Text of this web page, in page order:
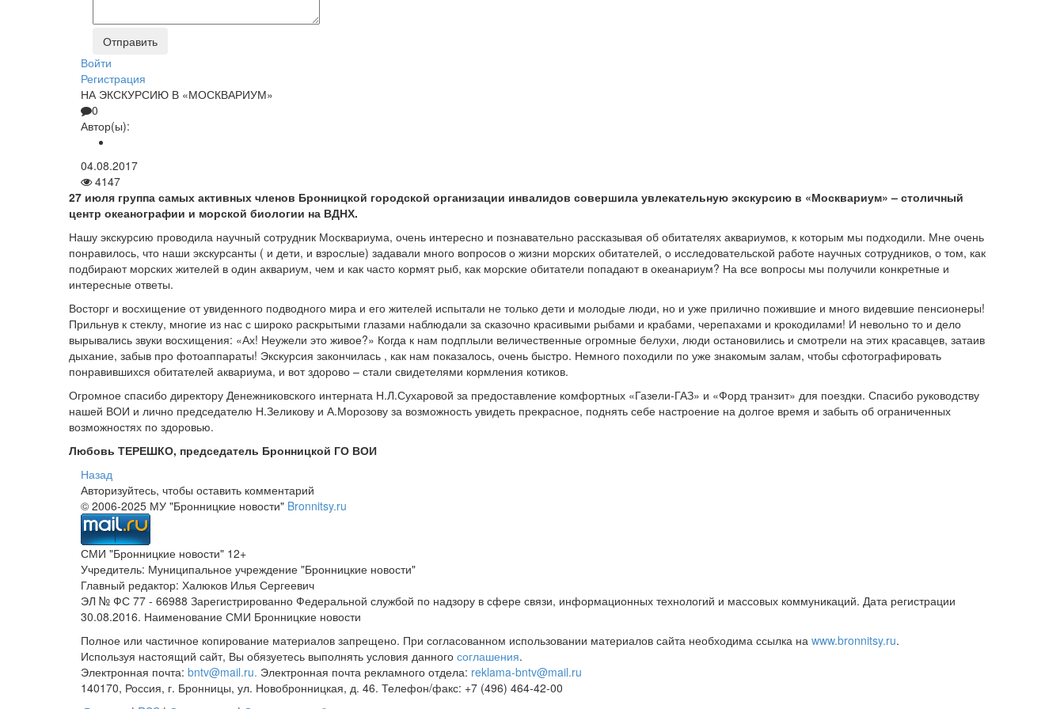
Войти
Регистрация
НА ЭКСКУРСИЮ В «МОСКВАРИУМ»
0
Автор(ы):
04.08.2017
4147
27 июля группа самых активных членов Бронницкой городской организации инвалидов совершила увлекательную экскурсию в «Москвариум» – столичный
центр океанографии и морской биологии на ВДНХ.
Нашу экскурсию проводила научный сотрудник Москвариума, очень интересно и познавательно рассказывая об обитателях аквариумов, к которым мы подходили. Мне очень
понравилось, что наши экскурсанты ( и дети, и взрослые) задавали много вопросов о жизни морских обитателей, о исследовательской работе научных сотрудников, о том, как
подбирают морских жителей в один аквариум, чем и как часто кормят рыб, как морские обитатели попадают в океанариум? На все вопросы мы получили конкретные и
интересные ответы.
Восторг и восхищение от увиденного подводного мира и его жителей испытали не только дети и молодые люди, но и уже прилично пожившие и много видевшие пенсионеры!
Прильнув к стеклу, многие из нас с широко раскрытыми глазами наблюдали за сказочно красивыми рыбами и крабами, черепахами и крокодилами! И невольно то и дело
вырывались звуки восхищения: «Ах! Неужели это живое?» Когда к нам подплыли величественные огромные белухи, люди остановились и смотрели на этих красавцев, затаив
дыхание, забыв про фотоаппараты! Экскурсия закончилась , как нам показалось, очень быстро. Немного походили по уже знакомым залам, чтобы сфотографировать
понравившихся обитателей аквариума, и вот здорово – стали свидетелями кормления котиков.
Огромное спасибо директору Денежниковского интерната Н.Л.Сухаровой за предоставление комфортных «Газели-ГАЗ» и «Форд транзит» для поездки. Спасибо руководству
нашей ВОИ и лично председателю Н.Зеликову и А.Морозову за возможность увидеть прекрасное, поднять себе настроение на долгое время и забыть об ограниченных
возможностях по здоровью.
Любовь ТЕРЕШКО, председатель Бронницкой ГО ВОИ
Назад
Авторизуйтесь, чтобы оставить комментарий
© 2006-2025 МУ "Бронницкие новости" Bronnitsy.ru
СМИ "Бронницкие новости" 12+
Учредитель: Муниципальное учреждение "Бронницкие новости"
Главный редактор: Халюков Илья Сергеевич
ЭЛ № ФС 77 - 66988 Зарегистрированно Федеральной службой по надзору в сфере связи, информационных технологий и массовых коммуникаций. Дата регистрации
30.08.2016. Наименование СМИ Бронницкие новости
Полное или частичное копирование материалов запрещено. При согласованном использовании материалов сайта необходима ссылка на www.bronnitsy.ru.
Используя настоящий сайт, Вы обязуетесь выполнять условия данного соглашения.
Электронная почта: bntv@mail.ru. Электронная почта рекламного отдела: reklama-bntv@mail.ru
140170, Россия, г. Бронницы, ул. Новобронницкая, д. 46. Телефон/факс: +7 (496) 464-42-00